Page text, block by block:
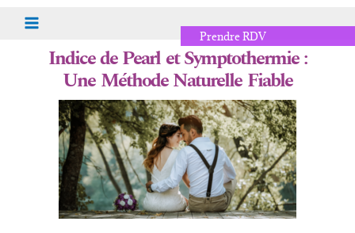
Prendre RDV
Indice de Pearl et Symptothermie :
Une Méthode Naturelle Fiable